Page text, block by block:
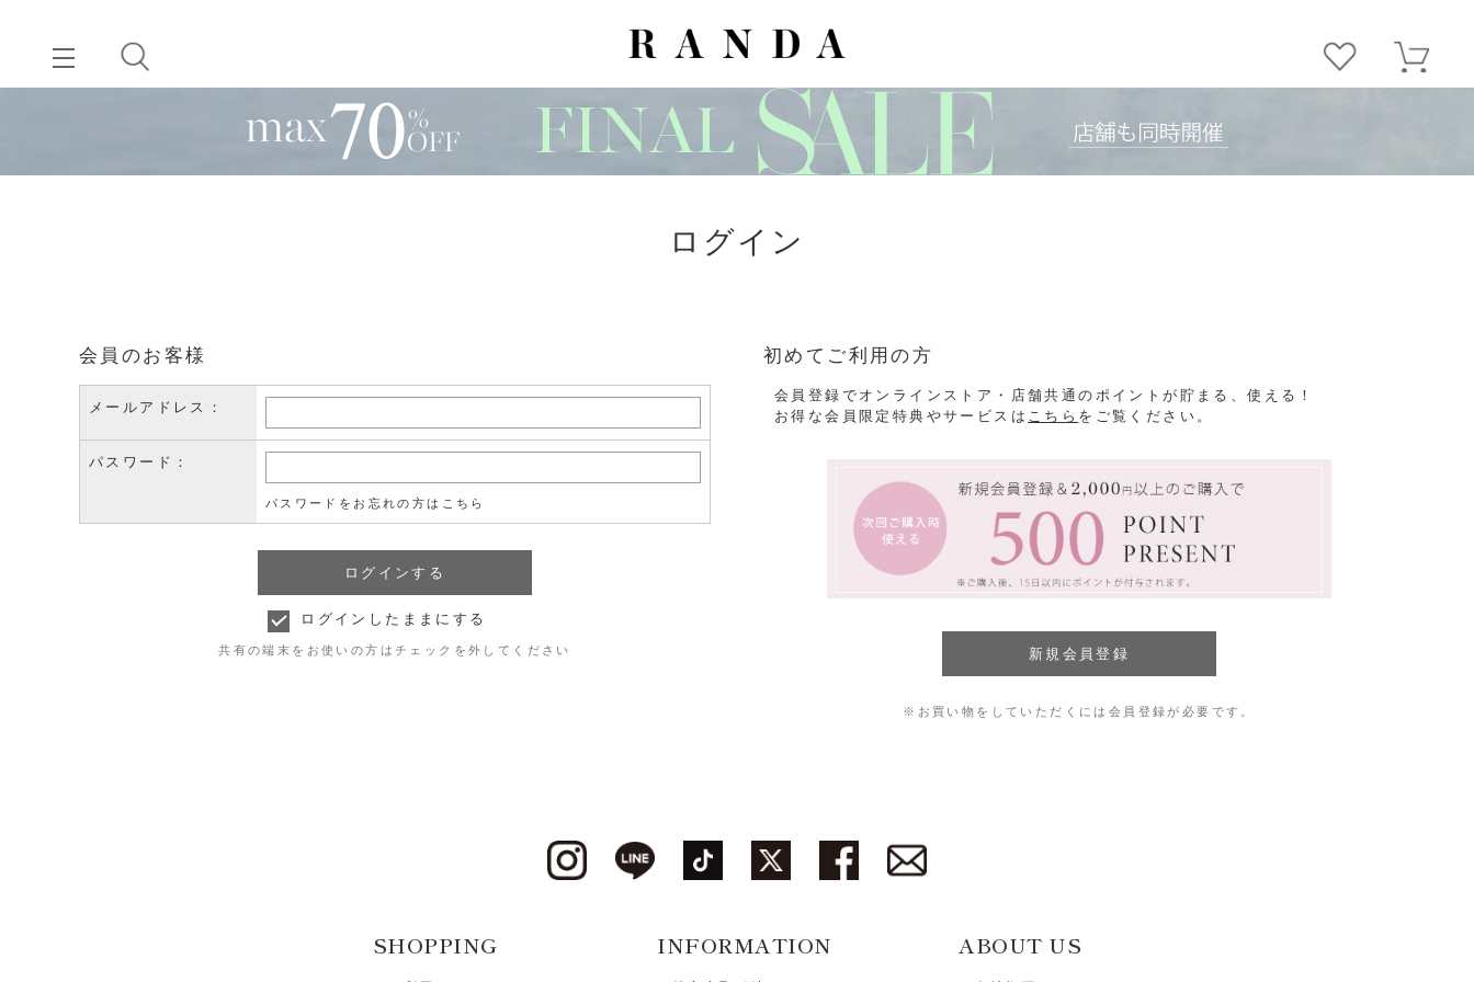
ログイン
会員のお客様
メールアドレス：
パスワード：
パスワードをお忘れの方はこちら
ログインしたままにする
共有の端末をお使いの方はチェックを外してください
初めてご利用の方
会員登録でオンラインストア・店舗共通のポイントが貯まる、使える！
お得な会員限定特典やサービスは こちら をご覧ください。
※お買い物をしていただくには会員登録が必要です。
SHOPPING INFORMATION ABOUT US